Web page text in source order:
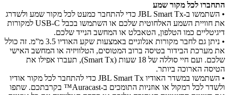
התחברו לכל מקור שמע
• השתמשו ב-JBL Smart Tx כדי להתחבר כמעט לכל מקור שמע ולשדרג
את חוויית השמע האלחוטית שלכם או השתמשו בכבל USB-C למקורות
דיגיטליים כמו הטלפון, הטאבלט או המחשב הנייד שלכם.
• ניתן גם לחבר מקורות אנלוגיים באמצעות שקע האודיו 3.5 מ”מ. זה כולל
את מערכת הבידור בטיסה ברוב המטוסים, הטלוויזיה או המחשב האישי
שלכם. ועם חיי סוללה של 18 שעות (Smart Tx), תעברו אפילו את
הטיסה הארוכה ביותר.
• השתמשו במשדר האודיו JBL Smart Tx כדי להתחבר לכל מקור אודיו
ולשדר לכל רמקול או אוזניות התומכים ב-Auracast™ בקרבתכם. שתפו